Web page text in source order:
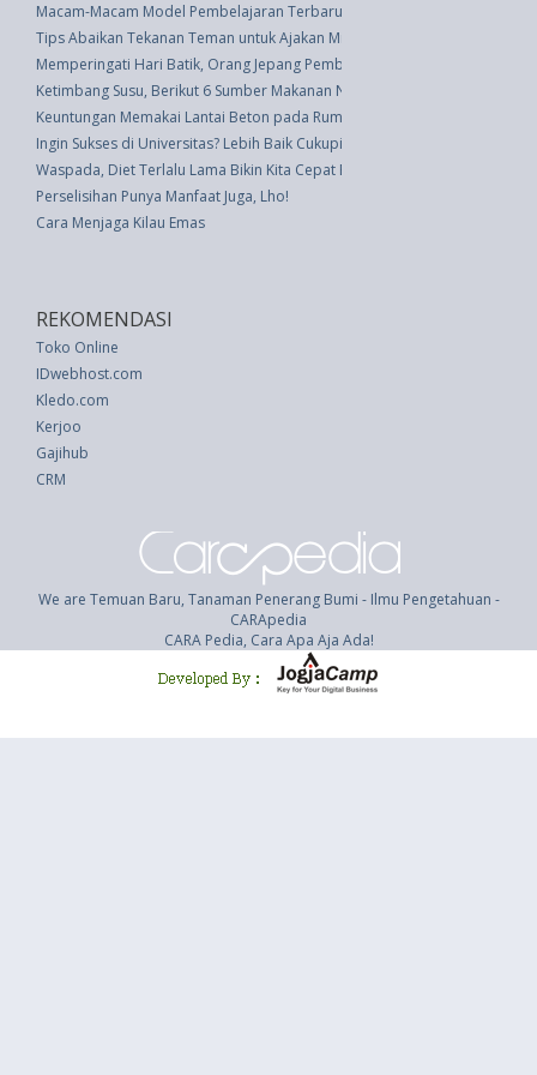
Macam-Macam Model Pembelajaran Terbaru
Tips Abaikan Tekanan Teman untuk Ajakan Minum di Pesta
Memperingati Hari Batik, Orang Jepang Pemburu Batik Terbanyak
Ketimbang Susu, Berikut 6 Sumber Makanan Non-Susu Kaya Kalsium
Keuntungan Memakai Lantai Beton pada Rumah Anda
Ingin Sukses di Universitas? Lebih Baik Cukupi Waktu Tidur
Waspada, Diet Terlalu Lama Bikin Kita Cepat Emosional
Perselisihan Punya Manfaat Juga, Lho!
Cara Menjaga Kilau Emas
REKOMENDASI
Toko Online
IDwebhost.com
Kledo.com
Kerjoo
Gajihub
CRM
We are Temuan Baru, Tanaman Penerang Bumi - Ilmu Pengetahuan -
CARApedia
CARA Pedia, Cara Apa Aja Ada!